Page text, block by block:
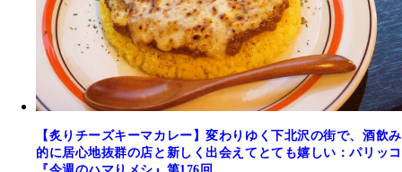
【炙りチーズキーマカレー】変わりゆく下北沢の街で、酒飲み
的に居心地抜群の店と新しく出会えてとても嬉しい：パリッコ